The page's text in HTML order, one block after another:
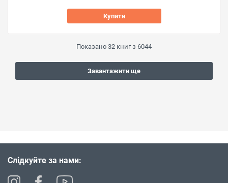
Купити
Показано 32 книг з 6044
Завантажити ще
Слідкуйте за нами: